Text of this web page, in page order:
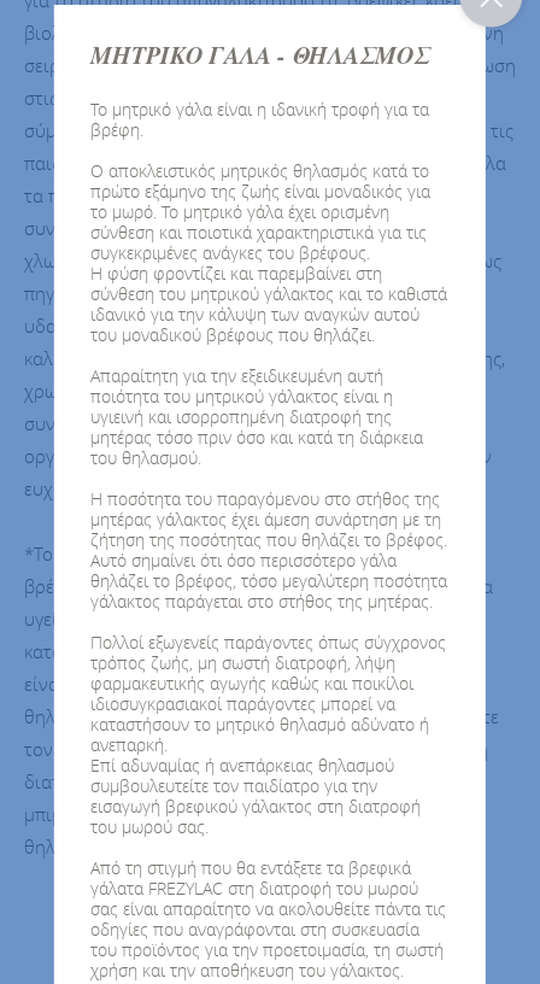
ΜΗΤΡΙΚΟ ΓΑΛΑ - ΘΗΛΑΣΜΟΣ
Το μητρικό γάλα είναι η ιδανική τροφή για τα
βρέφη.
Ο αποκλειστικός μητρικός θηλασμός κατά το
πρώτο εξάμηνο της ζωής είναι μοναδικός για
το μωρό. Το μητρικό γάλα έχει ορισμένη
σύνθεση και ποιοτικά χαρακτηριστικά για τις
συγκεκριμένες ανάγκες του βρέφους.
Η φύση φροντίζει και παρεμβαίνει στη
σύνθεση του μητρικού γάλακτος και το καθιστά
ιδανικό για την κάλυψη των αναγκών αυτού
του μοναδικού βρέφους που θηλάζει.
Απαραίτητη για την εξειδικευμένη αυτή
ποιότητα του μητρικού γάλακτος είναι η
υγιεινή και ισορροπημένη διατροφή της
μητέρας τόσο πριν όσο και κατά τη διάρκεια
του θηλασμού.
Η ποσότητα του παραγόμενου στο στήθος της
μητέρας γάλακτος έχει άμεση συνάρτηση με τη
ζήτηση της ποσότητας που θηλάζει το βρέφος.
Αυτό σημαίνει ότι όσο περισσότερο γάλα
θηλάζει το βρέφος, τόσο μεγαλύτερη ποσότητα
γάλακτος παράγεται στο στήθος της μητέρας.
Πολλοί εξωγενείς παράγοντες όπως σύγχρονος
τρόπος ζωής, μη σωστή διατροφή, λήψη
φαρμακευτικής αγωγής καθώς και ποικίλοι
ιδιοσυγκρασιακοί παράγοντες μπορεί να
καταστήσουν το μητρικό θηλασμό αδύνατο ή
ανεπαρκή.
Επί αδυναμίας ή ανεπάρκειας θηλασμού
συμβουλευτείτε τον παιδίατρο για την
εισαγωγή βρεφικού γάλακτος στη διατροφή
του μωρού σας.
Από τη στιγμή που θα εντάξετε τα βρεφικά
γάλατα FREZYLAC στη διατροφή του μωρού
σας είναι απαραίτητο να ακολουθείτε πάντα τις
οδηγίες που αναγράφονται στη συσκευασία
του προϊόντος για την προετοιμασία, τη σωστή
χρήση και την αποθήκευση του γάλακτος.
βιολογικής προέλευσης. Πρόκειται για μία ολοκληρωμένη
σειρά από βιολογικές κρέμες που παράγονται με αφοσίωση
στις αρχές βιολογικής γεωργίας και εκτροφής ζώων και
σύμφωνα με τους κανονισμούς της Ε.Ε και του Ε.Ο.Φ για τις
παιδικές τροφές για βρέφη και παιδιά μικρής ηλικίας. Όλα
τα προϊόντα της σειράς αποτελούνται από καινοτόμες
συνθέσεις με: καλλιέργειες BIFIDUS για την εντερική
χλωρίδα, βιολογικά δημητριακά και βιολογικά φρούτα ως
πηγή βιταμινών και μετάλλων πλούσια σε φυτικές ίνες,
υδατάνθρακες και αντιοξειδωτικά,βιολογικό γάλα
καλύπτει τις ανάγκες σε σίδηρο χωρίς προσθήκη ζάχαρης,
χρωστικές, συνθετικές ή βελτιωτικές ουσίες και
συντηρητικά και χωρίς γενετικά τροποποιημένους
οργανισμούς (GMO). Αποτελούν πλήρες γεύμα και έχουν
ευχάριστη γεύση.
*Το μητρικό γάλα αποτελεί την ιδανική τροφή για το
βρέφος και επηρεάζει σημαντικά και θετικά τη μετέπειτα
υγεία και φυσική κατάστασή του. Ο μητρικός θηλασμός
κατά το πρώτο εξάμηνο της ζωής του μωρού, πρέπει αν
είναι η αποκλειστική πηγή διατροφής του. Όταν ο
θηλασμός είναι αδύνατος ή δεν επαρκεί, συμβουλευτείτε
τον παιδίατρο για την εισαγωγή βρεφικού γάλακτος στη
διατροφή του μωρού σας. Η έναρξη διατροφής με
μπιμπερό μπορεί να έχει αρνητικές επιπτώσεις στον
θηλασμό.